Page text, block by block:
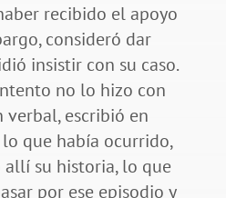
recibido el apoyo
consideró dar
insistir con su caso.
no lo hizo con
verbal, escribió en
que había ocurrido,
su historia, lo que
por ese episodio y